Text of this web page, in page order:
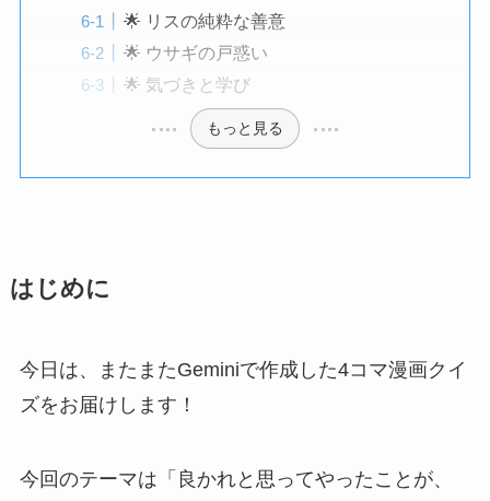
🌟 リスの純粋な善意
🌟 ウサギの戸惑い
🌟 気づきと学び
もっと見る
はじめに
今日は、またまたGeminiで作成した4コマ漫画クイ
ズをお届けします！
今回のテーマは「良かれと思ってやったことが、